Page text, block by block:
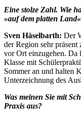
Eine stolze Zahl. Wie
»auf dem platten
Sven Häselbarth: Der
der Region sehr
vor Ort einzugehen. Da
Klasse mit
Sommer an und halten
Unterzeichnung des
Was meinen Sie mit
Praxis aus?